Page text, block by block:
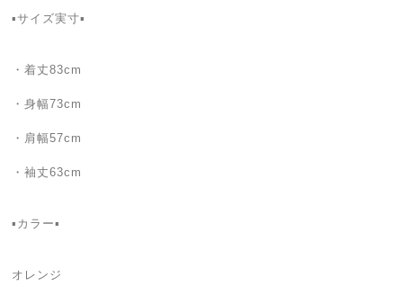
▪サイズ実寸▪
・着丈83cm
・身幅73cm
・肩幅57cm
・袖丈63cm
▪カラー▪
オレンジ